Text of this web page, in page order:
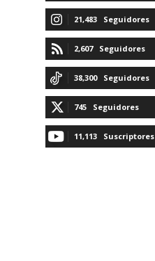
21,483 Seguidores
2,607 Seguidores
38,300 Seguidores
745 Seguidores
11,113 Suscriptores